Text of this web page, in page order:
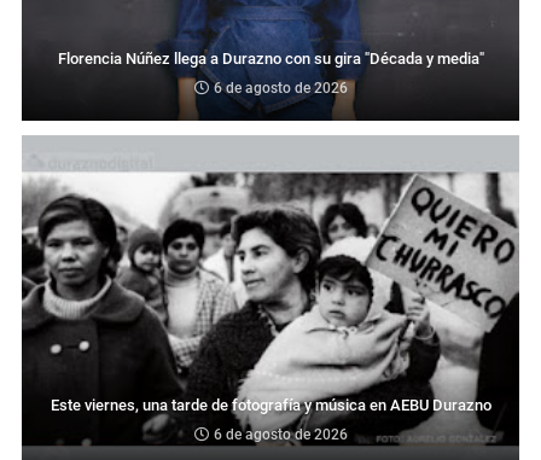
Florencia Núñez llega a Durazno con su gira "Década y media"
6 de agosto de 2026
Este viernes, una tarde de fotografía y música en AEBU Durazno
6 de agosto de 2026